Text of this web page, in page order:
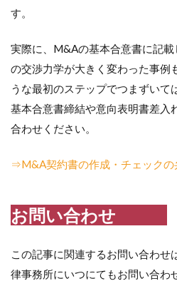
す。
実際に、M&Aの基本合意書に記
の交渉力学が大きく変わった事例
うな最初のステップでつまずい
基本合意書締結や意向表明書差入
合わせください。
⇒M&A契約書の作成・チェックの
お問い合わせ
この記事に関連するお問い合わ
律事務所にいつにてもお問い合わ